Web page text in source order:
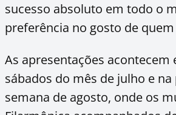
sucesso absoluto em todo o
preferência no gosto de
As apresentações acontecem
sábados do mês de julho e
semana de agosto, onde os